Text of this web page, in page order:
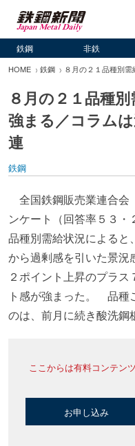
鉄鋼 非鉄
HOME 鉄鋼 ８月の２１品種別
８月の２１品種
強まる／コラム
連
鉄鋼
全国鉄鋼販売業連合会
ンケート（回答率５３・
品種別需給状況によると
から過剰感を引いた景況
２ポイント上昇のプラ
ト感が強まった。 品種
のは、前月に続き酸洗鋼
ここからは有料コンテン
お申し込み